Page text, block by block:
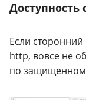
Доступность
Если
http, вовсе не
по